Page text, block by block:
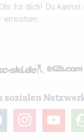
für dich! Du
erreichen.
sozialen
instagramyoutube